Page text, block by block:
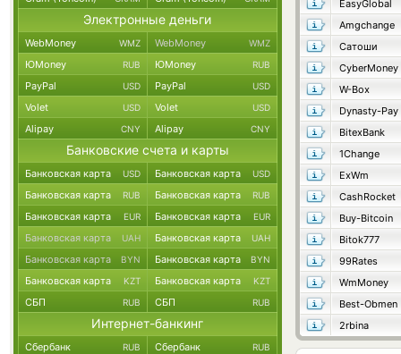
EasyGlobal
Amgchange
Сатоши
CyberMoney
W-Box
Dynasty-Pay
BitexBank
1Change
ExWm
CashRocket
Buy-Bitcoin
Bitok777
99Rates
WmMoney
Best-Obmen
2rbina
Электронные деньги
WebMoney WMZ WebMoney WMZ
ЮMoney RUB ЮMoney RUB
PayPal USD PayPal USD
Volet USD Volet USD
Alipay CNY Alipay CNY
Банковские счета и карты
Банковская карта USD Банковская карта USD
Банковская карта RUB Банковская карта RUB
Банковская карта EUR Банковская карта EUR
Банковская карта UAH Банковская карта UAH
Банковская карта BYN Банковская карта BYN
Банковская карта KZT Банковская карта KZT
СБП RUB СБП RUB
Интернет-банкинг
Сбербанк RUB Сбербанк RUB